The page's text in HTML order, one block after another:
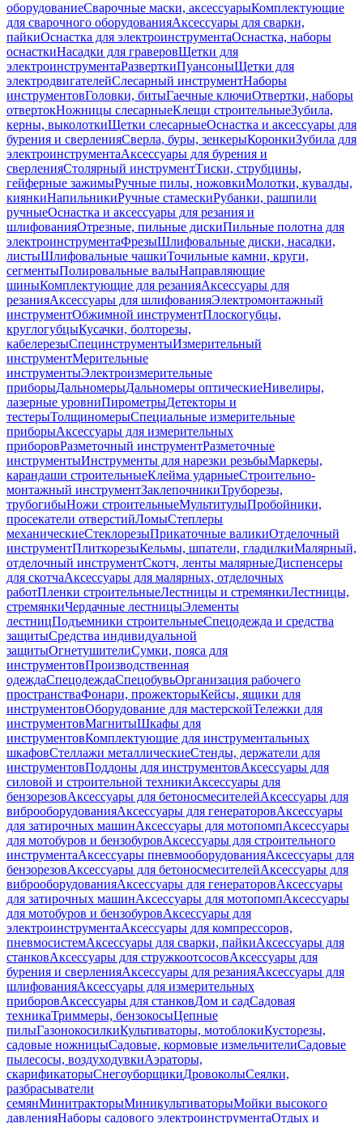
оборудованиеСварочные маски, аксессуарыКомплектующие
для сварочного оборудованияАксессуары для сварки,
пайкиОснастка для электроинструментаОснастка, наборы
оснасткиНасадки для граверовЩетки для
электроинструментаРазверткиПуансоныЩетки для
электродвигателейСлесарный инструментНаборы
инструментовГоловки, битыГаечные ключиОтвертки, наборы
отвертокНожницы слесарныеКлещи строительныеЗубила,
керны, выколоткиЩетки слесарныеОснастка и аксессуары для
бурения и сверленияСверла, буры, зенкерыКоронкиЗубила для
электроинструментаАксессуары для бурения и
сверленияСтолярный инструментТиски, струбцины,
гейферные зажимыРучные пилы, ножовкиМолотки, кувалды,
киянкиНапильникиРучные стамескиРубанки, рашпили
ручныеОснастка и аксессуары для резания и
шлифованияОтрезные, пильные дискиПильные полотна для
электроинструментаФрезыШлифовальные диски, насадки,
листыШлифовальные чашкиТочильные камни, круги,
сегментыПолировальные валыНаправляющие
шиныКомплектующие для резанияАксессуары для
резанияАксессуары для шлифованияЭлектромонтажный
инструментОбжимной инструментПлоскогубцы,
круглогубцыКусачки, болторезы,
кабелерезыСпецинструментыИзмерительный
инструментМерительные
инструментыЭлектроизмерительные
приборыДальномерыДальномеры оптическиеНивелиры,
лазерные уровниПирометрыДетекторы и
тестерыТолщиномерыСпециальные измерительные
приборыАксессуары для измерительных
приборовРазметочный инструментРазметочные
инструментыИнструменты для нарезки резьбыМаркеры,
карандаши строительныеКлейма ударныеСтроительно-
монтажный инструментЗаклепочникиТруборезы,
трубогибыНожи строительныеМультитулыПробойники,
просекатели отверстийЛомыСтеплеры
механическиеСтеклорезыПрикаточные валикиОтделочный
инструментПлиткорезыКельмы, шпатели, гладилкиМалярный,
отделочный инструментСкотч, ленты малярныеДиспенсеры
для скотчаАксессуары для малярных, отделочных
работПленки строительныеЛестницы и стремянкиЛестницы,
стремянкиЧердачные лестницыЭлементы
лестницПодъемники строительныеСпецодежда и средства
защитыСредства индивидуальной
защитыОгнетушителиСумки, пояса для
инструментовПроизводственная
одеждаСпецодеждаСпецобувьОрганизация рабочего
пространстваФонари, прожекторыКейсы, ящики для
инструментовОборудование для мастерскойТележки для
инструментовМагнитыШкафы для
инструментовКомплектующие для инструментальных
шкафовСтеллажи металлическиеСтенды, держатели для
инструментовПоддоны для инструментовАксессуары для
силовой и строительной техникиАксессуары для
бензорезовАксессуары для бетоносмесителейАксессуары для
виброоборудованияАксессуары для генераторовАксессуары
для затирочных машинАксессуары для мотопомпАксессуары
для мотобуров и бензобуровАксессуары для строительного
инструментаАксессуары пневмооборудованияАксессуары для
бензорезовАксессуары для бетоносмесителейАксессуары для
виброоборудованияАксессуары для генераторовАксессуары
для затирочных машинАксессуары для мотопомпАксессуары
для мотобуров и бензобуровАксессуары для
электроинструментаАксессуары для компрессоров,
пневмосистемАксессуары для сварки, пайкиАксессуары для
станковАксессуары для стружкоотсосовАксессуары для
бурения и сверленияАксессуары для резанияАксессуары для
шлифованияАксессуары для измерительных
приборовАксессуары для станковДом и садСадовая
техникаТриммеры, бензокосыЦепные
пилыГазонокосилкиКультиваторы, мотоблокиКусторезы,
садовые ножницыСадовые, кормовые измельчителиСадовые
пылесосы, воздуходувкиАэраторы,
скарификаторыСнегоуборщикиДровоколыСеялки,
разбрасыватели
семянМинитракторыМиникультиваторыМойки высокого
давленияНаборы садового электроинструментаОтдых и